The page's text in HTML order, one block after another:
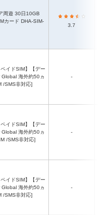
カード DHA-SIM-
3.7
海外約50ヵ
/SMS非対応]
-
海外約50ヵ
/SMS非対応]
-
海外約50ヵ
/SMS非対応]
-